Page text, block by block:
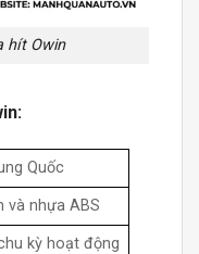
hít Owin
Quốc
và nhựa ABS
kỳ hoạt động